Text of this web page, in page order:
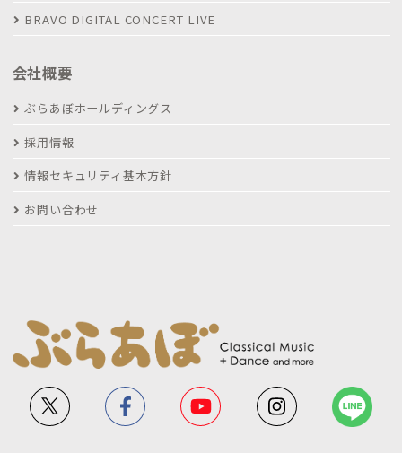
BRAVO DIGITAL CONCERT LIVE
会社概要
ぶらあぼホールディングス
採用情報
情報セキュリティ基本方針
お問い合わせ